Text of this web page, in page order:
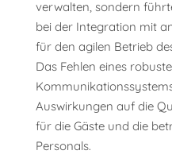
verwalten, sondern
bei der Integration mit
für den agilen Betrieb
Das Fehlen eines
Auswirkungen auf die
für die Gäste und die
Personals.